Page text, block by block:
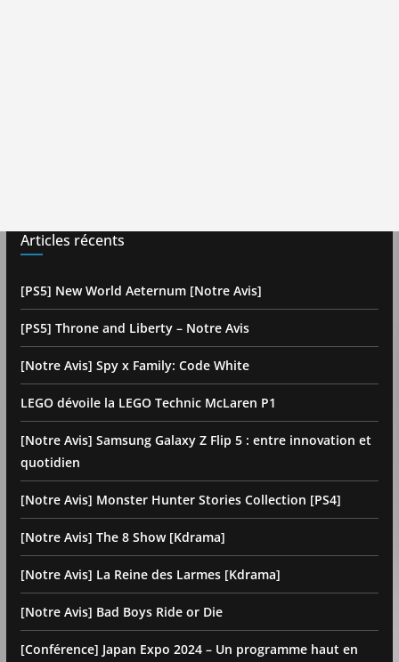
Articles récents
[PS5] New World Aeternum [Notre Avis]
[PS5] Throne and Liberty – Notre Avis
[Notre Avis] Spy x Family: Code White
LEGO dévoile la LEGO Technic McLaren P1
[Notre Avis] Samsung Galaxy Z Flip 5 : entre innovation et
quotidien
[Notre Avis] Monster Hunter Stories Collection [PS4]
[Notre Avis] The 8 Show [Kdrama]
[Notre Avis] La Reine des Larmes [Kdrama]
[Notre Avis] Bad Boys Ride or Die
[Conférence] Japan Expo 2024 – Un programme haut en